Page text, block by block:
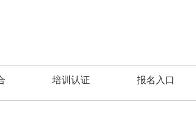
培训认证 报名入口